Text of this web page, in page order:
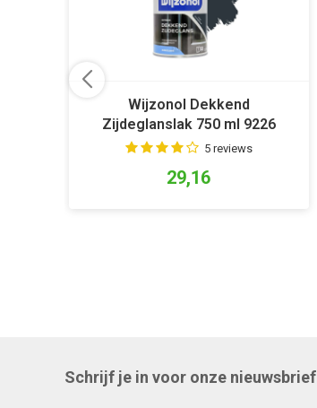
Wijzonol Dekkend
Zijdeglanslak 750 ml 9226
Koningsblauw
5 reviews
29,16
Schrijf je in voor onze nieuwsbrief